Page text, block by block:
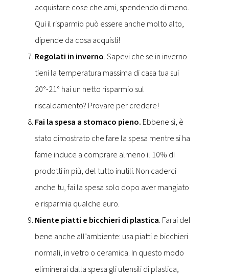
acquistare cose che ami, spendendo di meno.
Qui il risparmio può essere anche molto alto,
dipende da cosa acquisti!
Regolati in inverno. Sapevi che se in inverno
tieni la temperatura massima di casa tua sui
20°-21° hai un netto risparmio sul
riscaldamento? Provare per credere!
Fai la spesa a stomaco pieno. Ebbene sì, è
stato dimostrato che fare la spesa mentre si ha
fame induce a comprare almeno il 10% di
prodotti in più, del tutto inutili. Non caderci
anche tu, fai la spesa solo dopo aver mangiato
e risparmia qualche euro.
Niente piatti e bicchieri di plastica. Farai del
bene anche all’ambiente: usa piatti e bicchieri
normali, in vetro o ceramica. In questo modo
eliminerai dalla spesa gli utensili di plastica,